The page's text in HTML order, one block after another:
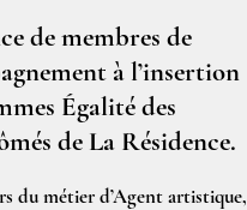
de membres de
à l’insertion
Égalité des
de La Résidence.
du métier d’Agent artistique,